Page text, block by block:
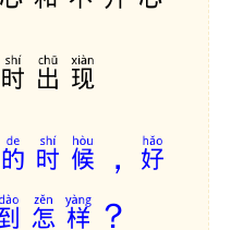
出现
时候，好
怎样？